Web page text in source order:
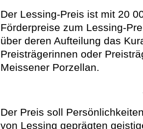
Der Lessing-Preis ist mit 20
Förderpreise zum Lessing-
über deren Aufteilung das
Preisträgerinnen oder
Meissener Porzellan.
Der Preis soll
von Lessing geprägten